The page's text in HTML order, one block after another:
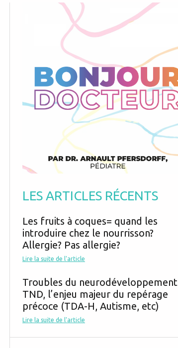
Podcasts
Prématurés
Protection enfance
Psycho social
psychologie
Vacances
Vaccins
LES ARTICLES RÉCENTS
Les fruits à coques= quand les
introduire chez le nourrisson?
Allergie? Pas allergie?
Lire la suite de l'article
Troubles du neurodéveloppement
TND, l’enjeu majeur du repérage
précoce (TDA-H, Autisme, etc)
Lire la suite de l'article